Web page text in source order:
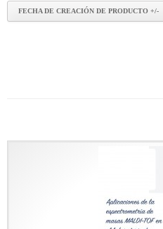
FECHA DE CREACIÓN DE PRODUCTO +/-